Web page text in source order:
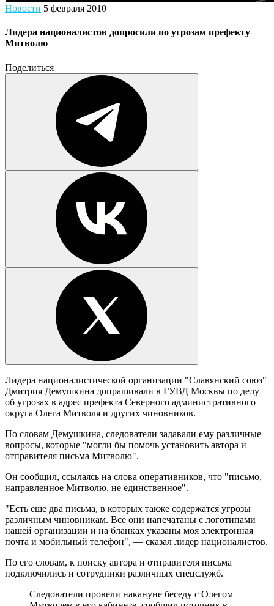
Новости 5 февраля 2010
Лидера националистов допросили по угрозам префекту
Митволю
Поделиться
Лидера националистической организации "Славянский союз"
Дмитрия Демушкина допрашивали в ГУВД Москвы по делу
об угрозах в адрес префекта Северного административного
округа Олега Митволя и других чиновников.
По словам Демушкина, следователи задавали ему различные
вопросы, которые "могли бы помочь установить автора и
отправителя письма Митволю".
Он сообщил, ссылаясь на слова оперативников, что "письмо,
направленное Митволю, не единственное".
"Есть еще два письма, в которых также содержатся угрозы
различным чиновникам. Все они напечатаны с логотипами
нашей организации и на бланках указаны моя электронная
почта и мобильный телефон", — сказал лидер националистов.
По его словам, к поиску автора и отправителя письма
подключились и сотрудники различных спецслужб.
Следователи провели накануне беседу с Олегом